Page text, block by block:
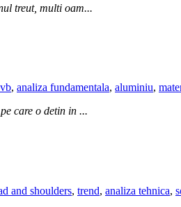
treut, multi oam...
, analiza fundamentala, aluminiu,
care o detin in ...
and shoulders, trend, analiza tehnica,